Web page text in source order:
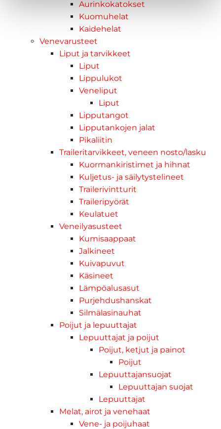
Aurinkokatokset
Kuomuhelat
Kaidehelat
Venevarusteet
Liput ja tarvikkeet
Liput
Lippulukot
Veneliput
Liput
Lipputangot
Lipputankojen jalat
Pikaliitin
Traileritarvikkeet, veneen nosto/lasku
Kuormankiristimet ja hihnat
Kuljetus- ja säilytystelineet
Trailerivintturit
Traileripyörät
Keulatuet
Veneilyasusteet
Kumisaappaat
Jalkineet
Kuivapuvut
Käsineet
Lämpöalusasut
Purjehdushanskat
Silmälasinauhat
Poijut ja lepuuttajat
Lepuuttajat ja poijut
Poijut, ketjut ja painot
Poijut
Lepuuttajansuojat
Lepuuttajan suojat
Lepuuttajat
Melat, airot ja venehaat
Vene- ja poijuhaat